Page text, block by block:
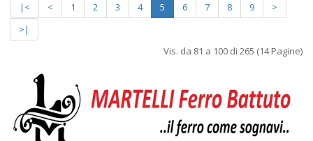
|< < 1 2 3 4 5 6 7 8 9
>
>|
Vis. da 81 a 100 di 265 (14 Pagine)